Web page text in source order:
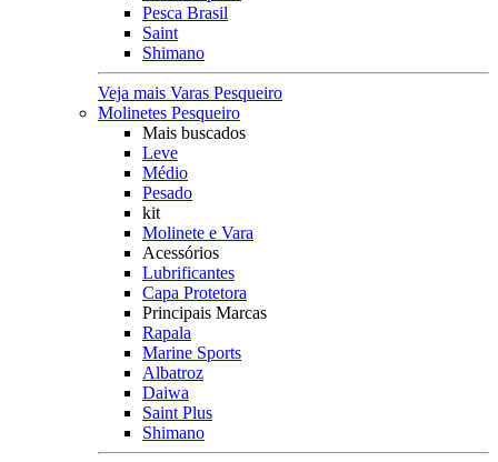
Pesca Brasil
Saint
Shimano
Veja mais Varas Pesqueiro
Molinetes Pesqueiro
Mais buscados
Leve
Médio
Pesado
kit
Molinete e Vara
Acessórios
Lubrificantes
Capa Protetora
Principais Marcas
Rapala
Marine Sports
Albatroz
Daiwa
Saint Plus
Shimano